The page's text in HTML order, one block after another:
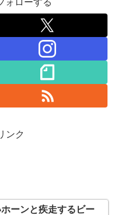
ォローする
ンク
ーンと疾走するビー